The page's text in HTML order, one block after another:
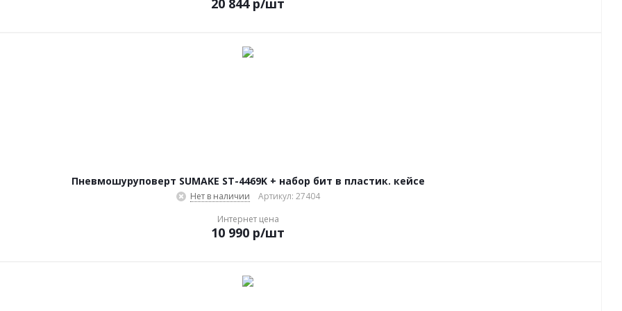
20 844р/шт
Пневмошуруповерт SUMAKE ST-4469K + набор бит в пластик. кейсе
Нет в наличии
Артикул: 27404
Интернет цена
10 990 р/шт